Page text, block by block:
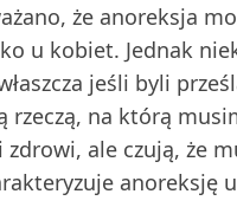
że anoreksja
u kobiet. Jednak
jeśli byli
rzeczą, na którą
ale czują, że
anoreksję